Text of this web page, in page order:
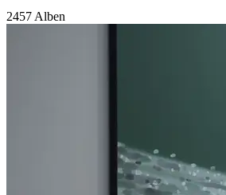
2457 Alben